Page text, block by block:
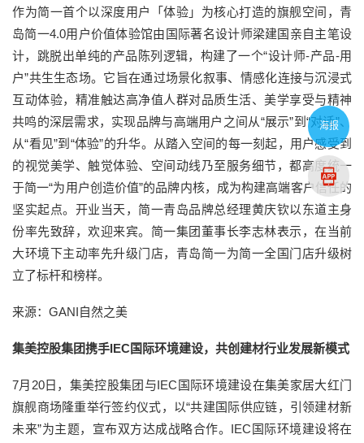
作为简一首个以深度用户「体验」为核心打造的旗舰空间，青
岛简一4.0用户价值体验馆由国际著名设计师梁建国亲自主笔设
计，跳脱出单纯的产品陈列逻辑，构建了一个“设计师-产品-用
户”共生生态场。它旨在通过场景化叙事、情感化连接与沉浸式
互动体验，精准触达高净值人群对品质生活、美学享受与精神
共鸣的深层需求，实现品牌与高端用户之间从“展示”到“对话”、
从“看见”到“体验”的升华。从踏入空间的每一刻起，用户感受到
的视觉美学、触觉体验、空间动线乃至服务细节，都高度统一
于简一“为用户创造价值”的品牌内核，成为构建高端客户信任的
坚实起点。开业当天，简一青岛品牌总经理黄庆钦以东道主身
份率先致辞，欢迎来宾。简一集团董事长李志林表示，在当前
大环境下主动率先升级门店，青岛简一为简一全国门店升级树
立了标杆和榜样。
来源：GANI自然之美
集美控股集团携手IEC国际环境建设，共创建材行业发展新模式
7月20日，集美控股集团与IEC国际环境建设在集美家居大红门
旗舰商场隆重举行签约仪式，以“共建国际供应链，引领建材新
未来”为主题，宣布双方达成战略合作。IEC国际环境建设将在
海报